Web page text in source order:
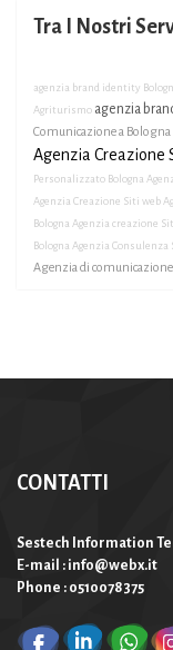
Tra I Nostri
agenzia brand identity
Agriturismo agenzia
Comunicazione a
Agenzia Creazione
Personalizzato Bologna
Agenzia Creazione Siti web
Bologna Agenzia creazione
Bologna Agenzia Consulenza
Agenzia di comunicazione
CONTATTI
Sestech Information
E-mail : info@webx.it
Phone : 0510078375